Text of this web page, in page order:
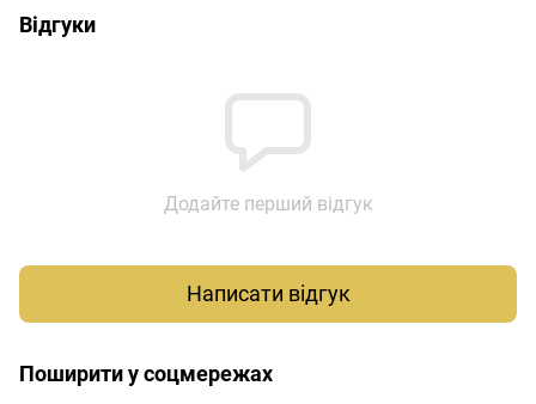
Відгуки
Додайте перший відгук
Написати відгук
Поширити у соцмережах